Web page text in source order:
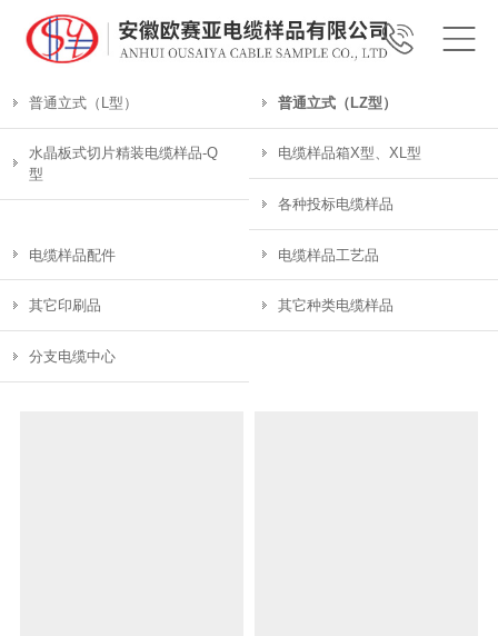
普通立式（L型） 普通立式（LZ型）
水晶板式切片精装电缆样品-Q
型
电缆样品箱X型、XL型
各种投标电缆样品
电缆样品配件 电缆样品工艺品
其它印刷品 其它种类电缆样品
分支电缆中心